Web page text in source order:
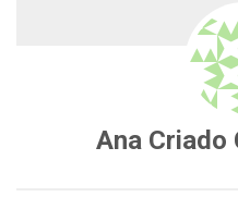
Ana Criado